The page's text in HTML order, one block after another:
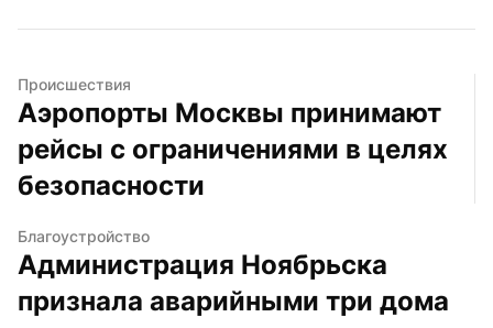
Происшествия
Аэропорты Москвы принимают
рейсы с ограничениями в целях
безопасности
Благоустройство
Администрация Ноябрьска
признала аварийными три дома